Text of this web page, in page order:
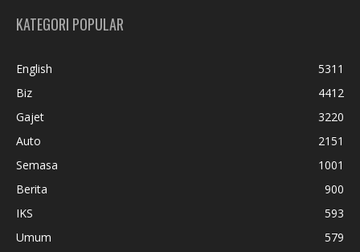
KATEGORI POPULAR
English
5311
Biz
4412
Gajet
3220
Auto
2151
Semasa
1001
Berita
900
IKS
593
Umum
579